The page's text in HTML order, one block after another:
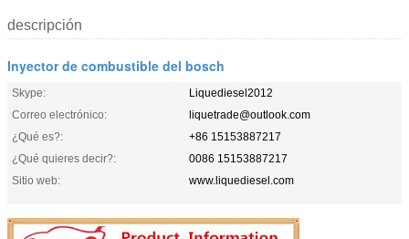
descripción
Inyector de combustible del bosch
Skype:
Liquediesel2012
Correo electrónico:
liquetrade@outlook.com
¿Qué es?:
+86 15153887217
¿Qué quieres decir?:
0086 15153887217
Sitio web:
www.liquediesel.com